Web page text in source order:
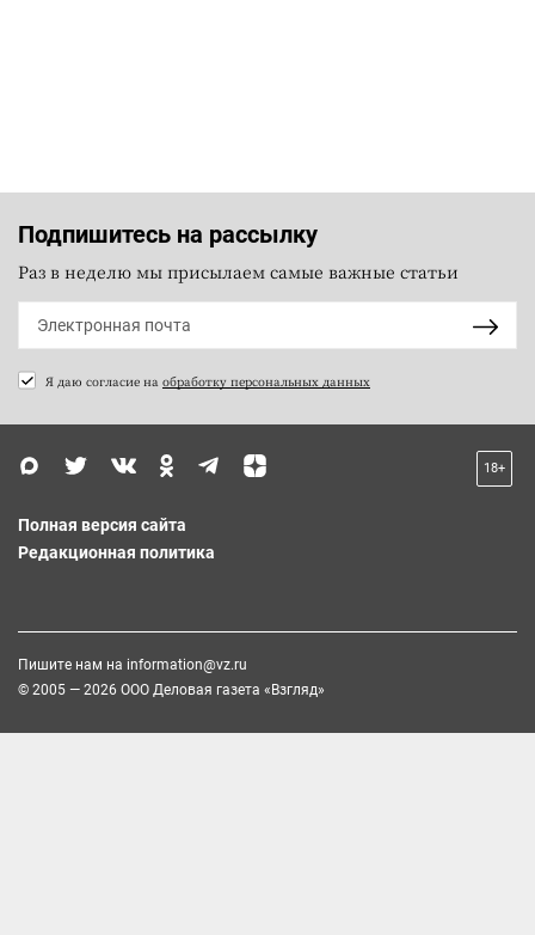
Подпишитесь на рассылку
Раз в неделю мы присылаем самые важные статьи
Я даю согласие на обработку персональных данных
18+
Полная версия сайта
Редакционная политика
Пишите нам на information@vz.ru
© 2005 — 2026 ООО Деловая газета «Взгляд»